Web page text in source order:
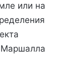
или на
Маршалла